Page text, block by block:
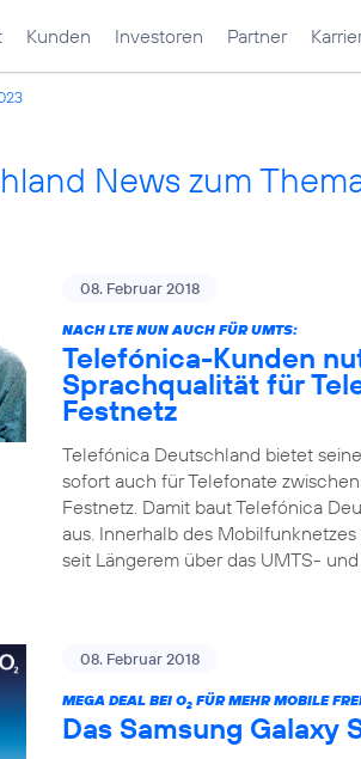
Kunden Investoren Partner
News zum
08. Februar 2018
NACH LTE NUN AUCH FÜR UMTS:
Telefónica-Kunden
Sprachqualität für
Festnetz
Telefónica Deutschland bietet
sofort auch für Telefonate
Festnetz. Damit baut Telefónica
aus. Innerhalb des
seit Längerem über das UMTS-
08. Februar 2018
MEGA DEAL BEI O2 FÜR MEHR MOBILE
Das Samsung Galaxy